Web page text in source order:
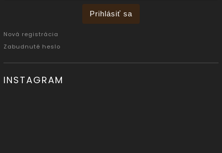
Prihlásiť sa
Nová registrácia
Zabudnuté heslo
INSTAGRAM